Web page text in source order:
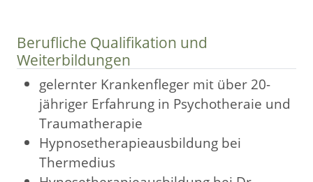
Berufliche Qualifikation und
Weiterbildungen
gelernter Krankenfleger mit über 20-
jähriger Erfahrung in Psychotheraie und
Traumatherapie
Hypnosetherapieausbildung bei
Thermedius